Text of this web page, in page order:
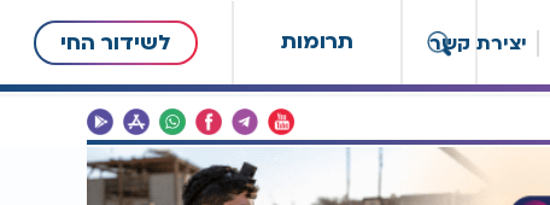
תרומות לשידור החי יצירת קשר